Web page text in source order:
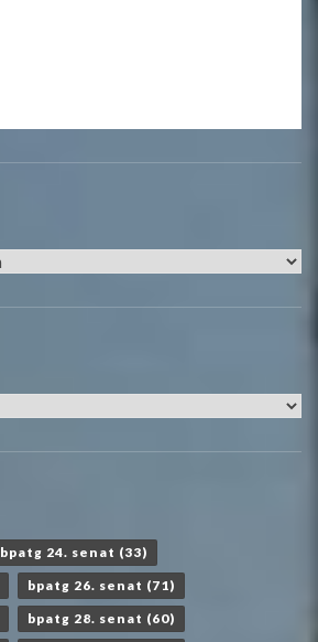
bpatg 24. senat (33)
bpatg 26. senat (71)
bpatg 28. senat (60)